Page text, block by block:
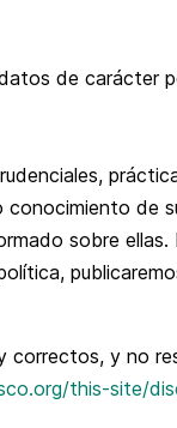
de carácter
de
sobre
y no
this-site/